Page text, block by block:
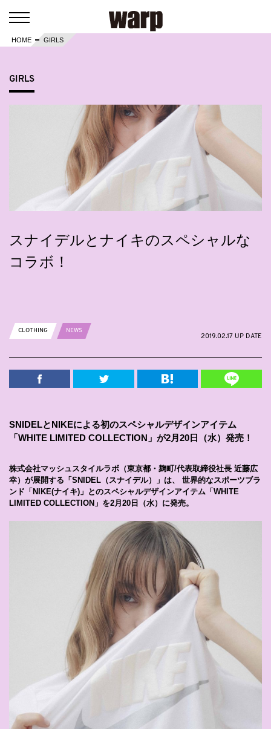
HOME GIRLS
GIRLS
スナイデルとナイキのスペシャルな
コラボ！
CLOTHING
NEWS
2019.02.17 UP DATE
SNIDELとNIKEによる初のスペシャルデザインアイテム
「WHITE LIMITED COLLECTION」が2月20日（水）発売！
株式会社マッシュスタイルラボ（東京都・麹町/代表取締役社長 近藤広
幸）が展開する「SNIDEL（スナイデル）」は、 世界的なスポーツブラ
ンド「NIKE(ナイキ)」とのスペシャルデザインアイテム「WHITE
LIMITED COLLECTION」を2月20日（水）に発売。